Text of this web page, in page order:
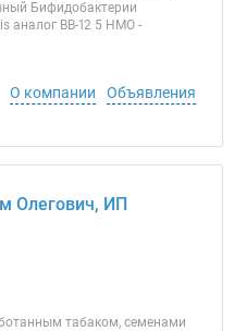
Бифидобактерии
аналог BB-12 5 HMO -
О компании
Объявления
Олегович, ИП
табаком, семенами